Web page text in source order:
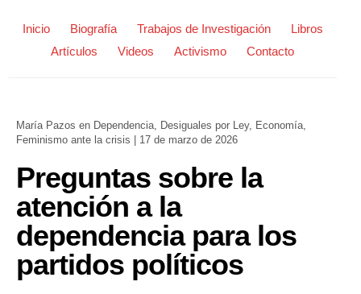
Inicio Biografía Trabajos de Investigación
Libros
Artículos
Videos Activismo Contacto
María Pazos en Dependencia, Desiguales por Ley, Economía,
Feminismo ante la crisis
17 de marzo de 2026
Preguntas sobre la
atención a la
dependencia para los
partidos políticos